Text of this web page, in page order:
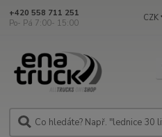
CZK
+420 558 711 251
Po- Pá 7:00- 15:00